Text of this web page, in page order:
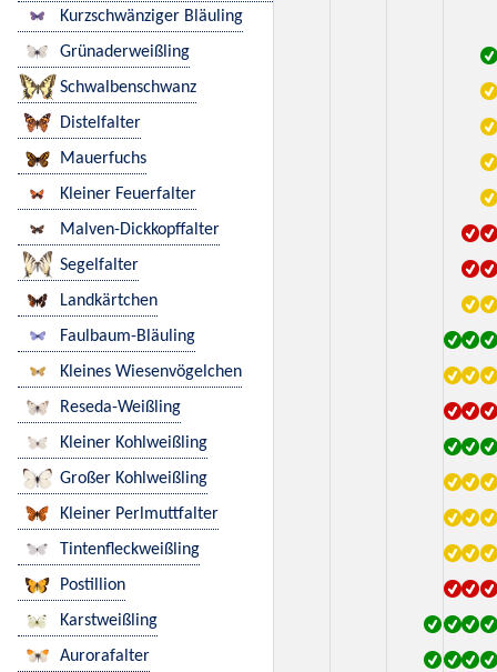
Kurzschwänziger Bläuling
Grünaderweißling
Schwalbenschwanz
Distelfalter
Mauerfuchs
Kleiner Feuerfalter
Malven-Dickkopffalter
Segelfalter
Landkärtchen
Faulbaum-Bläuling
Kleines Wiesenvögelchen
Reseda-Weißling
Kleiner Kohlweißling
Großer Kohlweißling
Kleiner Perlmuttfalter
Tintenfleckweißling
Postillion
Karstweißling
Aurorafalter